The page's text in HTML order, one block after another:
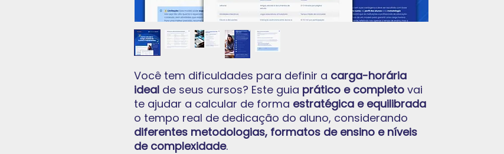
Você tem dificuldades para definir a carga-horária
ideal de seus cursos? Este guia prático e completo vai
te ajudar a calcular de forma estratégica e equilibrada
o tempo real de dedicação do aluno, considerando
diferentes metodologias, formatos de ensino e níveis
de complexidade.